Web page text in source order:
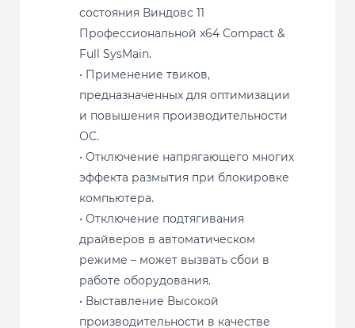
состояния Виндовс 11
Профессиональной x64 Compact &
Full SysMain.
• Применение твиков,
предназначенных для оптимизации
и повышения производительности
ОС.
• Отключение напрягающего многих
эффекта размытия при блокировке
компьютера.
• Отключение подтягивания
драйверов в автоматическом
режиме – может вызвать сбои в
работе оборудования.
• Выставление Высокой
производительности в качестве